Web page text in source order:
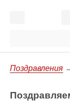
Поздравления